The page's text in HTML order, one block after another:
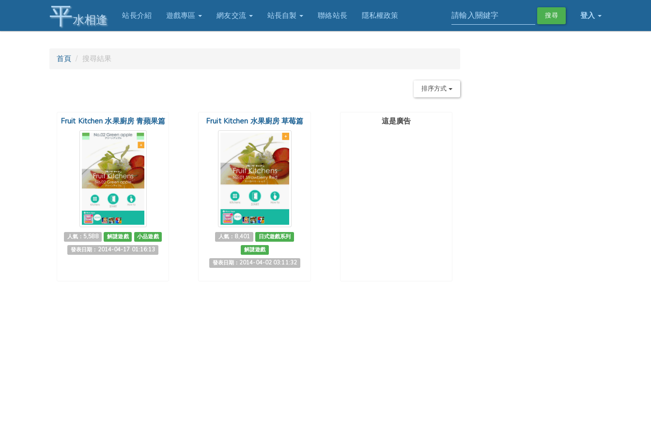
平水相逢 站長介紹 遊戲專區 網友交流 站長自製 聯絡站長 隱私權政策 登入
搜尋
首頁 搜尋結果
排序方式
Fruit Kitchen 水果廚房 青蘋果篇
人氣：5,588 解謎遊戲
小品遊戲
發表日期：2014-04-17 01:16:13
Fruit Kitchen 水果廚房 草莓篇
人氣：8,401
日式遊戲系列
解謎遊戲
發表日期：2014-04-02 03:11:32
這是廣告